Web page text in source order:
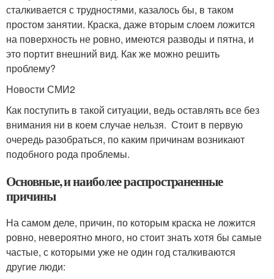
сталкивается с трудностями, казалось бы, в таком
простом занятии. Краска, даже вторым слоем ложится
на поверхность не ровно, имеются разводы и пятна, и
это портит внешний вид. Как же можно решить
проблему?
Новости СМИ2
Как поступить в такой ситуации, ведь оставлять все без
внимания ни в коем случае нельзя. Стоит в первую
очередь разобраться, по каким причинам возникают
подобного рода проблемы.
Основные, и наиболее распространенные
причины
На самом деле, причин, по которым краска не ложится
ровно, невероятно много, но стоит знать хотя бы самые
частые, с которыми уже не один год сталкиваются
другие люди: